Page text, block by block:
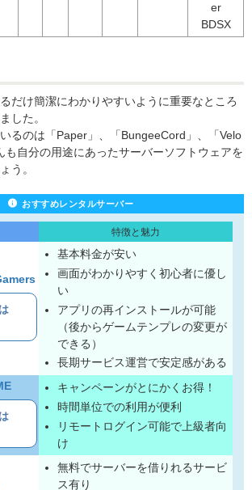
er
BDSX
だけ簡潔にわかりやすいように重要なところ
した。
るのは「Paper」、「BungeeCord」、「Velo
も自分の用途にあったサーバーソフトウェアを
う。
おすすめレンタルサーバー
特徴と魅力
基本料金が安い
画面がわかりやすく初心者に優し
い
アプリの再インストールが可能
（後からゲームテンプレの変更が
できる）
長期サービス運営で安定感がある
キャンペーンがとにかくお得！
時間単位での利用が便利
リモートログイン可能で上級者向
け
無料でサーバーを借りれるサービ
ス有り